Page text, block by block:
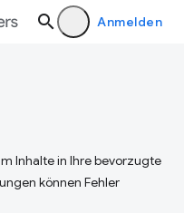
Anmelden
Inhalte in Ihre bevorzugte
können Fehler